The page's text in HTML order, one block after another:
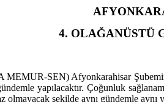
4. OLAĞANÜSTÜ
MEMUR-SEN) Afyonkarahisar
yapılacaktır. Çoğunluk
şekilde aynı gündemle aynı